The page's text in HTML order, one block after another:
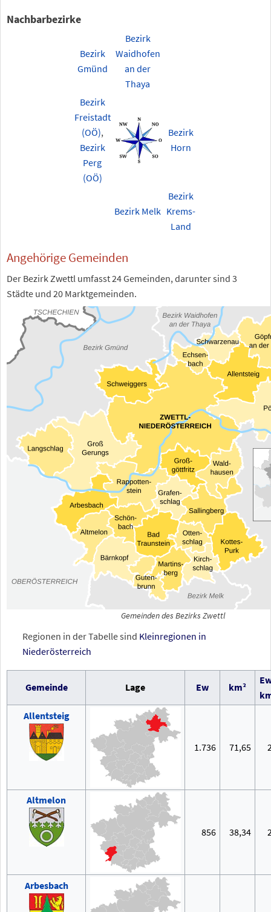
Nachbarbezirke
Bezirk
Gmünd
Bezirk
Waidhofen
an der
Thaya
Bezirk
Freistadt
(OÖ),
Bezirk
Perg
(OÖ)
Bezirk
Horn
Bezirk Melk
Bezirk
Krems-
Land
Angehörige Gemeinden
Der Bezirk Zwettl umfasst 24 Gemeinden, darunter sind 3
Städte und 20 Marktgemeinden.
Gemeinden des Bezirks Zwettl
Regionen in der Tabelle sind Kleinregionen in
Niederösterreich
Gemeinde Lage Ew km²
Allentsteig
1.736 71,65
Altmelon
856 38,34
Arbesbach